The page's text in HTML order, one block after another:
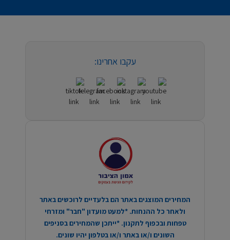
עקבו אחרינו:
המחירים המוצגים באתר הם בלעדיים לרוכשים באתר
ולאחר כל ההנחות. *למעט מועדון "חבר" ומזרחי
טפחות ובכפוף לתקנון. *ייתכן שהמחירים בסניפים
השונים ו/או באתר ו/או בטלפון יהיו שונים.